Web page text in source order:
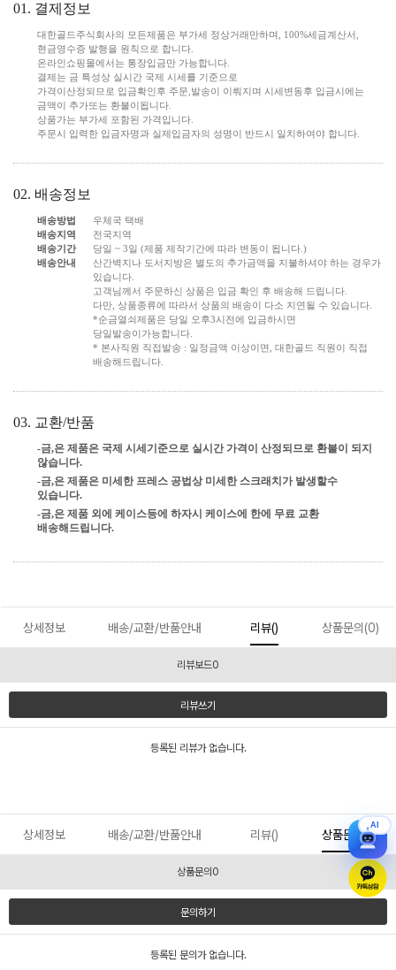
01. 결제정보
대한골드주식회사의 모든제품은 부가세 정상거래만하며, 100%세금계산서,
현금영수증 발행을 원칙으로 합니다.
온라인쇼핑몰에서는 통장입금만 가능합니다.
결제는 금 특성상 실시간 국제 시세를 기준으로
가격이산정되므로 입금확인후 주문,발송이 이뤄지며 시세변동후 입금시에는
금액이 추가또는 환불이됩니다.
상품가는 부가세 포함된 가격입니다.
주문시 입력한 입금자명과 실제입금자의 성명이 반드시 일치하여야 합니다.
02. 배송정보
배송방법
우체국 택배
배송지역
전국지역
배송기간
당일 ~ 3일 (제품 제작기간에 따라 변동이 됩니다.)
배송안내
산간벽지나 도서지방은 별도의 추가금액을 지불하셔야 하는 경우가
있습니다.
고객님께서 주문하신 상품은 입금 확인 후 배송해 드립니다.
다만, 상품종류에 따라서 상품의 배송이 다소 지연될 수 있습니다.
*순금열쇠제품은 당일 오후3시전에 입금하시면
당일발송이가능합니다.
* 본사직원 직접발송 : 일정금액 이상이면, 대한골드 직원이 직접
배송해드립니다.
03. 교환/반품
-금,은 제품은 국제 시세기준으로 실시간 가격이 산정되므로 환불이 되지
않습니다.
-금,은 제품은 미세한 프레스 공법상 미세한 스크래치가 발생할수
있습니다.
-금,은 제품 외에 케이스등에 하자시 케이스에 한에 무료 교환
배송해드립니다.
상세정보 배송/교환/반품안내 리뷰() 상품문의(0)
리뷰보드0
리뷰쓰기
등록된 리뷰가 없습니다.
상세정보 배송/교환/반품안내 리뷰() 상품문의(0)
상품문의0
문의하기
등록된 문의가 없습니다.
AI